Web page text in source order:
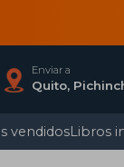
Enviar a
Quito,
vendidosLibros